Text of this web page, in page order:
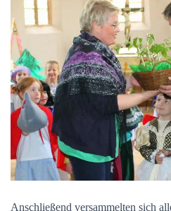
Anschließend versammelten sich